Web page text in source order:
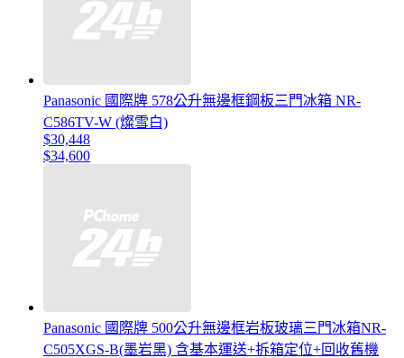
Panasonic 國際牌 578公升無邊框鋼板三門冰箱 NR-
C586TV-W (燦雪白)
$30,448
$34,600
Panasonic 國際牌 500公升無邊框岩板玻璃三門冰箱NR-
C505XGS-B(墨岩黑) 含基本運送+拆箱定位+回收舊機